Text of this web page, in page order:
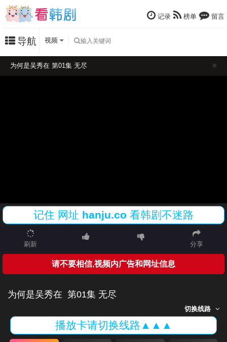
记录 榜单 留言
导航 视频
为何是吴秀在 第01集 无尽
记住 网址 hanju.co 看韩剧不迷路
刷新 分享
请不要相信,视频内广告和网址信息
为何是吴秀在 第01集 无尽
切换线路
播放卡请切换线路▲▲▲